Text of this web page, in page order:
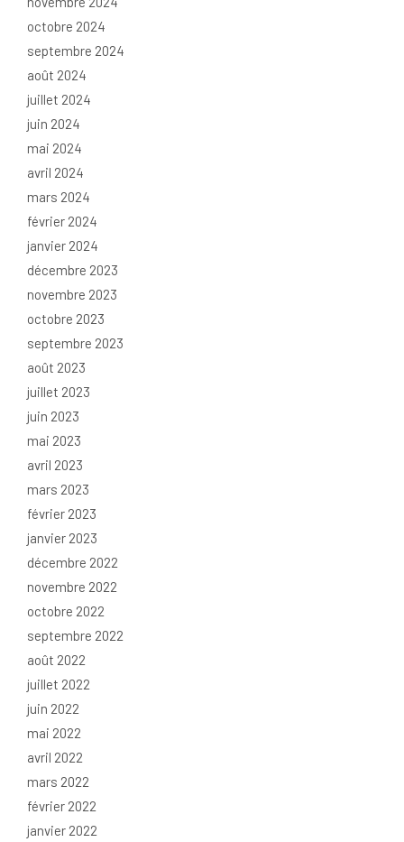
octobre 2024
septembre 2024
août 2024
juillet 2024
juin 2024
mai 2024
avril 2024
mars 2024
février 2024
janvier 2024
décembre 2023
novembre 2023
octobre 2023
septembre 2023
août 2023
juillet 2023
juin 2023
mai 2023
avril 2023
mars 2023
février 2023
janvier 2023
décembre 2022
novembre 2022
octobre 2022
septembre 2022
août 2022
juillet 2022
juin 2022
mai 2022
avril 2022
mars 2022
février 2022
janvier 2022